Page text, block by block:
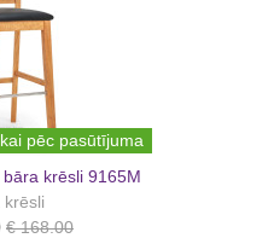
pēc pasūtījuma
krēsli 9165M
krēsli
€ 168.00